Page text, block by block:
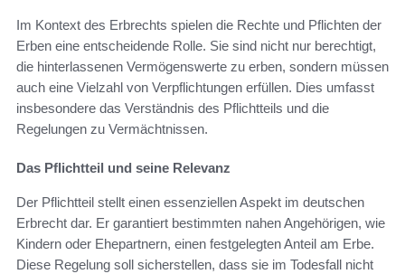
Im Kontext des Erbrechts spielen die Rechte und Pflichten der
Erben eine entscheidende Rolle. Sie sind nicht nur berechtigt,
die hinterlassenen Vermögenswerte zu erben, sondern müssen
auch eine Vielzahl von Verpflichtungen erfüllen. Dies umfasst
insbesondere das Verständnis des Pflichtteils und die
Regelungen zu Vermächtnissen.
Das Pflichtteil und seine Relevanz
Der Pflichtteil stellt einen essenziellen Aspekt im deutschen
Erbrecht dar. Er garantiert bestimmten nahen Angehörigen, wie
Kindern oder Ehepartnern, einen festgelegten Anteil am Erbe.
Diese Regelung soll sicherstellen, dass sie im Todesfall nicht